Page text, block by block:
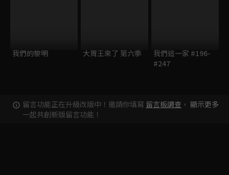
我們的黎明 大胃王來了 第六季
我們這一家 #196-
#247
留言功能正在升級改版中！邀請你填寫 留言板調查 ，
一起共創新版留言功能！
顯示更多